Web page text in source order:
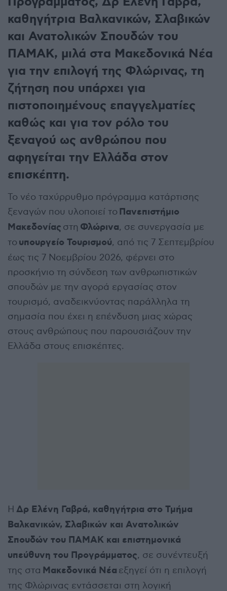
καθηγήτρια Βαλκανικών, Σλαβικών
και Ανατολικών Σπουδών του
ΠΑΜΑΚ, μιλά στα Μακεδονικά Νέα
για την επιλογή της Φλώρινας, τη
ζήτηση που υπάρχει για
πιστοποιημένους επαγγελματίες
καθώς και για τον ρόλο του
ξεναγού ως ανθρώπου που
αφηγείται την Ελλάδα στον
επισκέπτη.
Το νέο ταχύρρυθμο πρόγραμμα κατάρτισης
ξεναγών που υλοποιεί το Πανεπιστήμιο
Μακεδονίας στη Φλώρινα, σε συνεργασία με
το υπουργείο Τουρισμού, από τις 7 Σεπτεμβρίου
έως τις 7 Νοεμβρίου 2026, φέρνει στο
προσκήνιο τη σύνδεση των ανθρωπιστικών
σπουδών με την αγορά εργασίας στον
τουρισμό, αναδεικνύοντας παράλληλα τη
σημασία που έχει η επένδυση μιας χώρας
στους ανθρώπους που παρουσιάζουν την
Ελλάδα στους επισκέπτες.
Η Δρ Ελένη Γαβρά, καθηγήτρια στο Τμήμα
Βαλκανικών, Σλαβικών και Ανατολικών
Σπουδών του ΠΑΜΑΚ και επιστημονικά
υπεύθυνη του Προγράμματος, σε συνέντευξή
της στα Μακεδονικά Νέα εξηγεί ότι η επιλογή
της Φλώρινας εντάσσεται στη λογική